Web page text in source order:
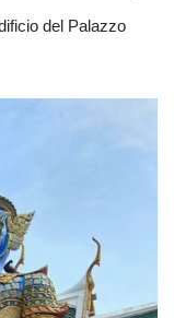
del Palazzo